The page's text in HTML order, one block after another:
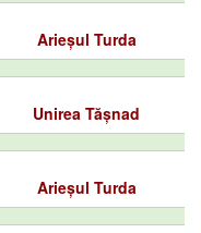
Arieșul Turda
Unirea Tășnad
Arieșul Turda